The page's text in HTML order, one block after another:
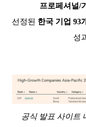
프로페셔널/
선정된 한국 기업 93
성
공식 발표 사이트